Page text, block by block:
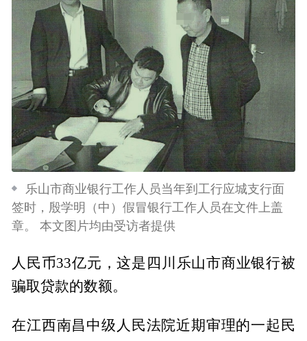
乐山市商业银行工作人员当年到工行应城支行面
签时，殷学明（中）假冒银行工作人员在文件上盖
章。 本文图片均由受访者提供
人民币33亿元，这是四川乐山市商业银行被
骗取贷款的数额。
在江西南昌中级人民法院近期审理的一起民